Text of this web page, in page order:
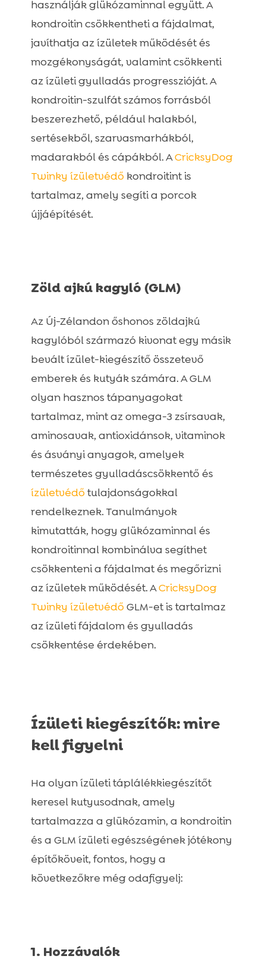
használják glükózaminnal együtt. A
kondroitin csökkentheti a fájdalmat,
javíthatja az ízületek működését és
mozgékonyságát, valamint csökkenti
az ízületi gyulladás progresszióját. A
kondroitin-szulfát számos forrásból
beszerezhető, például halakból,
sertésekből, szarvasmarhákból,
madarakból és cápákból. ACricksyDog
Twinky ízületvédő kondroitint is
tartalmaz, amely segíti a porcok
újjáépítését.
Zöld ajkú kagyló (GLM)
Az Új-Zélandon őshonos zöldajkú
kagylóból származó kivonat egy másik
bevált ízület-kiegészítő összetevő
emberek és kutyák számára. A GLM
olyan hasznos tápanyagokat
tartalmaz, mint az omega-3 zsírsavak,
aminosavak, antioxidánsok, vitaminok
és ásványi anyagok, amelyek
természetes gyulladáscsökkentő és
ízületvédő tulajdonságokkal
rendelkeznek. Tanulmányok
kimutatták, hogy glükózaminnal és
kondroitinnal kombinálva segíthet
csökkenteni a fájdalmat és megőrizni
az ízületek működését. ACricksyDog
Twinky ízületvédő GLM-et is tartalmaz
az ízületi fájdalom és gyulladás
csökkentése érdekében.
Ízületi kiegészítők: mire
kell figyelni
Ha olyan ízületi táplálékkiegészítőt
keresel kutyusodnak, amely
tartalmazza a glükózamin, a kondroitin
és a GLM ízületi egészségének jótékony
építőköveit, fontos, hogy a
következőkre még odafigyelj:
1. Hozzávalók